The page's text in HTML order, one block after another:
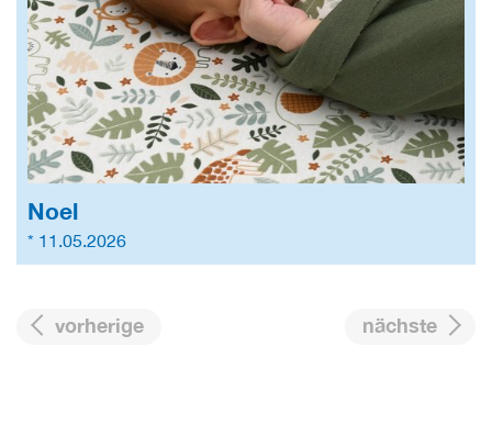
Noel
* 11.05.2026
vorherige nächste